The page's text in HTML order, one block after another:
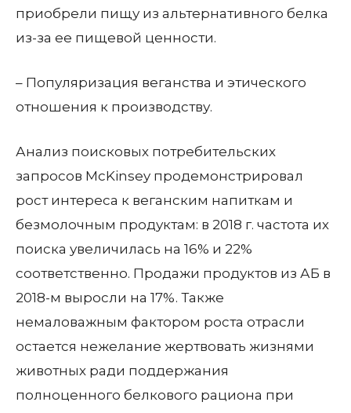
приобрели пищу из альтернативного белка
из-за ее пищевой ценности.
– Популяризация веганства и этического
отношения к производству.
Анализ поисковых потребительских
запросов McKinsey продемонстрировал
рост интереса к веганским напиткам и
безмолочным продуктам: в 2018 г. частота их
поиска увеличилась на 16% и 22%
соответственно. Продажи продуктов из АБ в
2018-м выросли на 17%. Также
немаловажным фактором роста отрасли
остается нежелание жертвовать жизнями
животных ради поддержания
полноценного белкового рациона при